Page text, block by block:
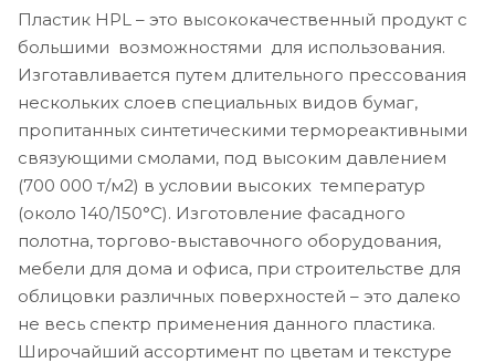
Пластик HPL – это высококачественный продукт с
большими возможностями для использования.
Изготавливается путем длительного прессования
нескольких слоев специальных видов бумаг,
пропитанных синтетическими термореактивными
связующими смолами, под высоким давлением
(700 000 т/м2) в условии высоких температур
(около 140/150°С). Изготовление фасадного
полотна, торгово-выставочного оборудования,
мебели для дома и офиса, при строительстве для
облицовки различных поверхностей – это далеко
не весь спектр применения данного пластика.
Широчайший ассортимент по цветам и текстуре